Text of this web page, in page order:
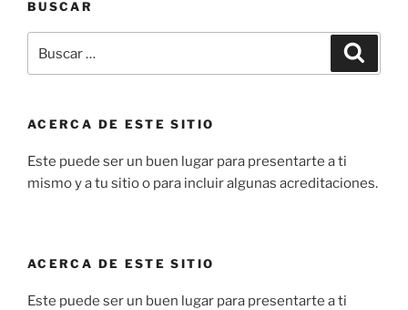
BUSCAR
por:
ACERCA DE ESTE SITIO
Este puede ser un buen lugar para presentarte a ti
mismo y a tu sitio o para incluir algunas acreditaciones.
ACERCA DE ESTE SITIO
Este puede ser un buen lugar para presentarte a ti